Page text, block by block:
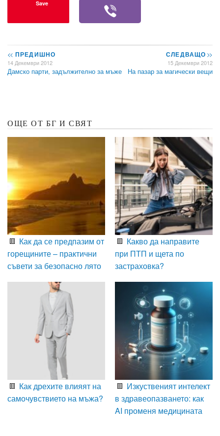
Save
<< ПРЕДИШНО
14 Декември 2012
Дамско парти, задължително за мъже
СЛЕДВАЩО>>
15 Декември 2012
На пазар за магически вещи
ОЩЕ ОТ БГ И СВЯТ
Как да се предпазим от
горещините – практични
съвети за безопасно лято
Какво да направите
при ПТП и щета по
застраховка?
Как дрехите влияят на
самочувствието на мъжа?
Изкуственият интелект
в здравеопазването: как
AI променя медицината